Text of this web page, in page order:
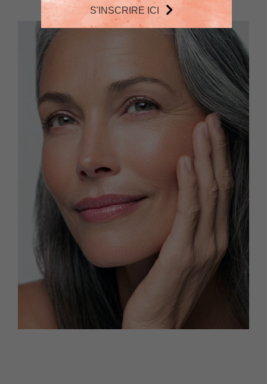
S'INSCRIRE ICI